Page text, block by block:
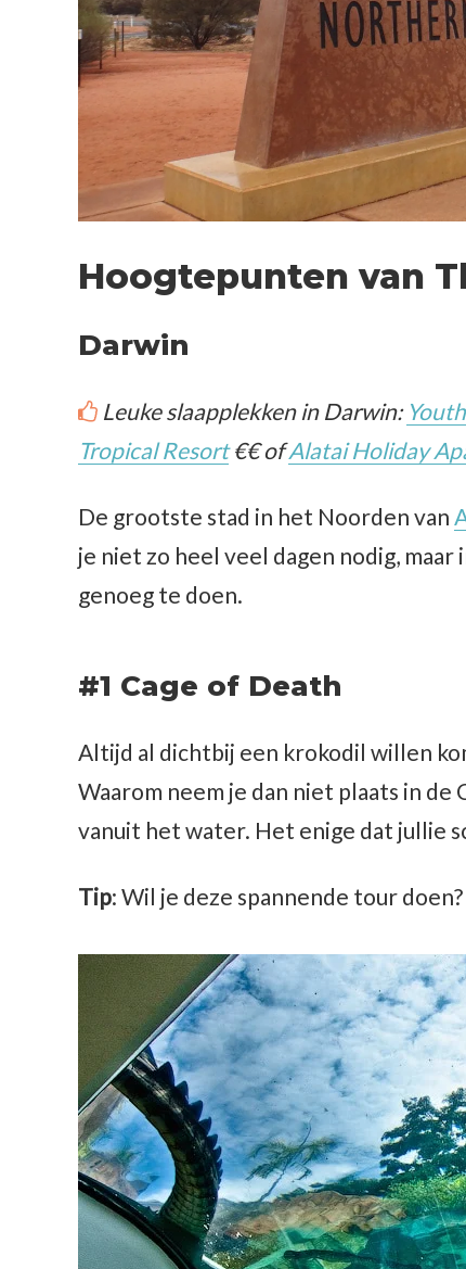
Hoogtepunten van
Darwin
Leuke slaapplekken in Darwin:
Tropical Resort€€ ofAlatai Holiday
De grootste stad in het Noorden van
je niet zo heel veel dagen nodig,
genoeg te doen.
#1 Cage of Death
Altijd al dichtbij een krokodil willen
Waarom neem je dan niet plaats in
vanuit het water. Het enige dat jullie
Tip: Wil je deze spannende tour doen?